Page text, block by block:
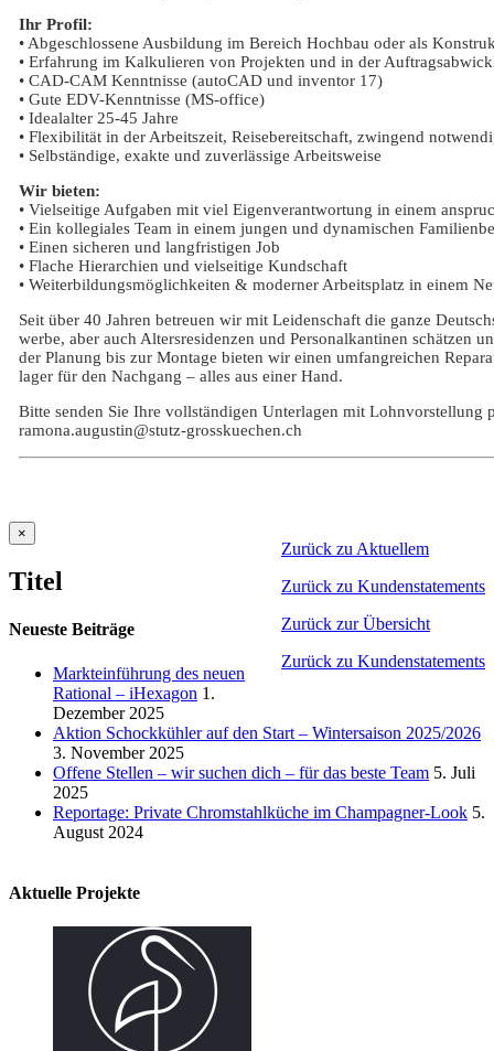
Ihr Profil:
• Abgeschlossene Ausbildung im Bereich Hochbau oder als
• Erfahrung im Kalkulieren von Projekten und in der
• CAD-CAM Kenntnisse (autoCAD und inventor 17)
• Gute EDV-Kenntnisse (MS-office)
• Idealalter 25-45 Jahre
• Flexibilität in der Arbeitszeit, Reisebereitschaft, zwingend
• Selbständige, exakte und zuverlässige Arbeitsweise
Wir bieten:
• Vielseitige Aufgaben mit viel Eigenverantwortung in einem
• Ein kollegiales Team in einem jungen und dynamischen
• Einen sicheren und langfristigen Job
• Flache Hierarchien und vielseitige Kundschaft
• Weiterbildungsmöglichkeiten & moderner Arbeitsplatz in einem
Seit über 40 Jahren betreuen wir mit Leidenschaft die ganze
werbe, aber auch Altersresidenzen und Personalkantinen schätzen
der Planung bis zur Montage bieten wir einen umfangreichen
lager für den Nachgang – alles aus einer Hand.
Bitte senden Sie Ihre vollständigen Unterlagen mit Lohnvorstellung
ramona.augustin@stutz-grosskuechen.ch
Zurück zu Aktuellem
Zurück zu Kundenstatements
Zurück zur Übersicht
Zurück zu Kundenstatements
Close
product
view
×
Titel
Neueste Beiträge
Markteinführung des neuen
Rational – iHexagon 1.
Dezember 2025
Aktion Schockkühler auf den Start – Wintersaison 2025/2026
3. November 2025
Offene Stellen – wir suchen dich – für das beste Team 5. Juli
2025
Reportage: Private Chromstahlküche im Champagner-Look 5.
August 2024
Aktuelle Projekte